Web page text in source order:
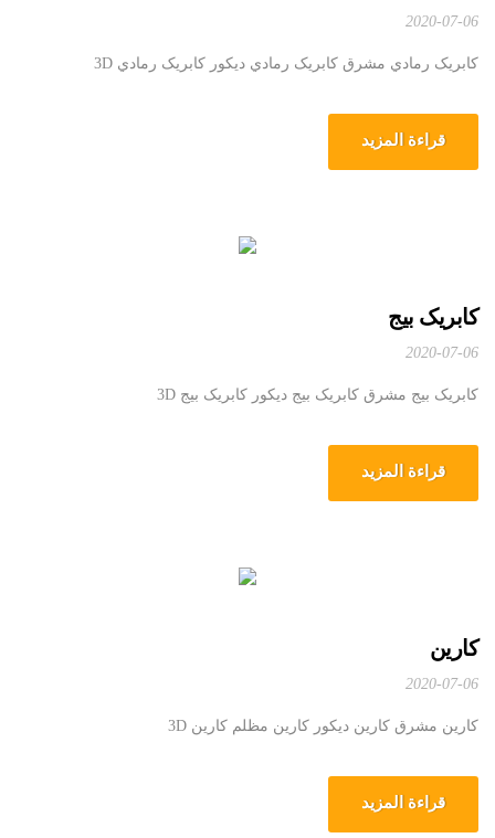
2020-07-06
کابریک رمادي مشرق کابریک رمادي دیکور کابریک رمادي 3D
قراءة المزيد
کابریک بیج
2020-07-06
کابریک بیج مشرق کابریک بیج دیکور کابریک بیج 3D
قراءة المزيد
کارین
2020-07-06
کارین مشرق کارین دیکور کارین مظلم کارین 3D
قراءة المزيد